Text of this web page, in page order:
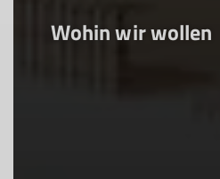
Wohin wir wollen